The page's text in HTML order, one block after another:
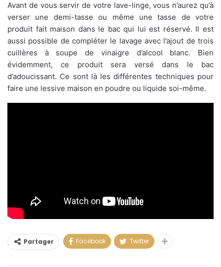
Avant de vous servir de votre lave-linge, vous n’aurez qu’à
verser une demi-tasse ou même une tasse de votre
produit fait maison dans le bac qui lui est réservé. Il est
aussi possible de compléter le lavage avec l’ajout de trois
cuillères à soupe de vinaigre d’alcool blanc. Bien
évidemment, ce produit sera versé dans le bac
d’adoucissant. Ce sont là les différentes techniques pour
faire une lessive maison en poudre ou liquide soi-même.
Partager Facebook Twitter